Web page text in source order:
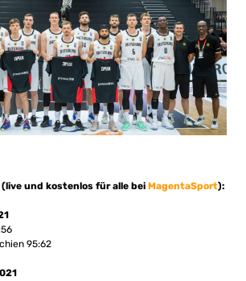
und kostenlos für alle bei MagentaSport):
95:62